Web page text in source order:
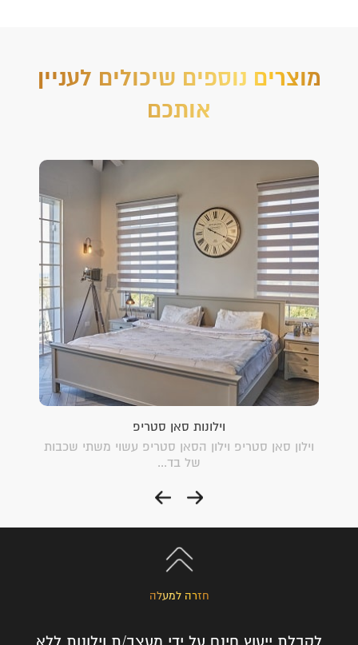
מוצרים נוספים שיכולים לעניין
אותכם
וילונות סאן סטריפ
וילון סאן סטריפ וילון הסאן סטריפ עשוי משתי שכבות
של בד...